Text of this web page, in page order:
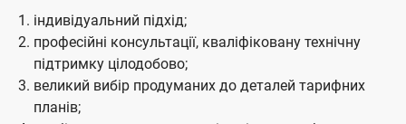
індивідуальний підхід;
професійні консультації, кваліфіковану технічну
підтримку цілодобово;
великий вибір продуманих до деталей тарифних
планів;